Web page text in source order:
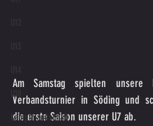
U18
Kampfmannschaft
Am Samstag spielten unsere
Verbandsturnier in Söding und
die erste Saison unserer U7 ab.